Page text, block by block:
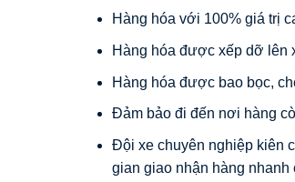
Hàng hóa với 100% giá trị
Hàng hóa được xếp dỡ lên
Hàng hóa được bao bọc,
Đảm bảo đi đến nơi hàng
Đội xe chuyên nghiệp kiên
gian giao nhận hàng nhanh